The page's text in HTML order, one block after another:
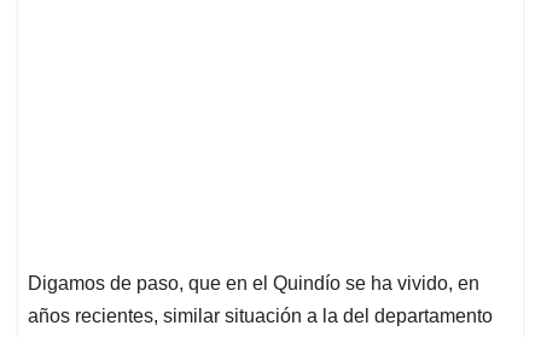
Digamos de paso, que en el Quindío se ha vivido, en
años recientes, similar situación a la del departamento